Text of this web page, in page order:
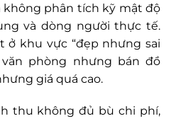
không phân tích kỹ mật độ
và dòng người thực tế.
ở khu vực “đẹp nhưng sai
phòng nhưng bán đồ
giá quá cao.
thu không đủ bù chi phí,